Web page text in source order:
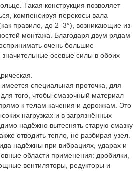
Такая конструкция позволяет
компенсируя перекосы вала
правило, до 2–3°), возникающие из-
монтажа. Благодаря двум рядам
очень большие
значительные осевые силы в обоих
специальная проточка, для
того, чтобы смазочный материал
к телам качения и дорожкам. Это
нагрузках и в загрязнённых
надёжно вытеснять старую смазку
отводить тепло, не разбирая узел.
надёжны при вибрациях, ударах и
области применения: дробилки,
вентиляторы, редукторы и